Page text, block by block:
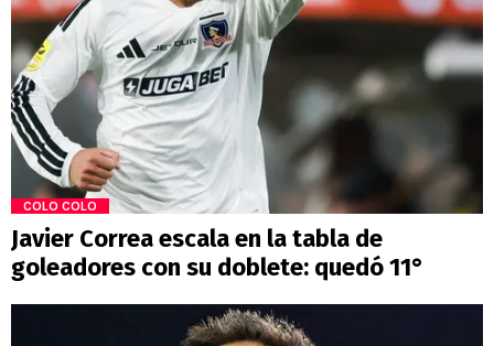
COLO COLO
Javier Correa escala en la tabla de
goleadores con su doblete: quedó 11°